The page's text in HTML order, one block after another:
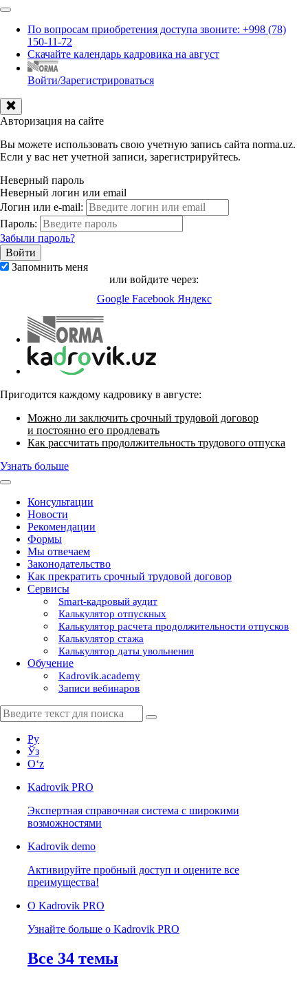
По вопросам приобретения доступа звоните: +998 (78)
150-11-72
Скачайте календарь кадровика на август
Войти/Зарегистрироваться
Авторизация на сайте
Вы можете использовать свою учетную запись сайта norma.uz.
Если у вас нет учетной записи, зарегистрируйтесь.
Неверный пароль
Неверный логин или email
Логин или e-mail:
Пароль:
Забыли пароль?
Запомнить меня
или войдите через:
Google Facebook Яндекс
Пригодится каждому кадровику в августе:
Можно ли заключить срочный трудовой договор
и постоянно его продлевать
Как рассчитать продолжительность трудового отпуска
Узнать больше
Консультации
Новости
Рекомендации
Формы
Мы отвечаем
Законодательство
Как прекратить срочный трудовой договор
Сервисы
Smart-кадровый аудит
Калькулятор отпускных
Калькулятор расчета продолжительности отпусков
Калькулятор стажа
Калькулятор даты увольнения
Обучение
Kadrovik.academy
Записи вебинаров
Ру
Ўз
Oʻz
Kadrovik PRO
Экспертная справочная система с широкими
возможностями
Kadrovik demo
Активируйте пробный доступ и оцените все
преимущества!
О Kadrovik PRO
Узнайте больше о Kadrovik PRO
Все 34 темы